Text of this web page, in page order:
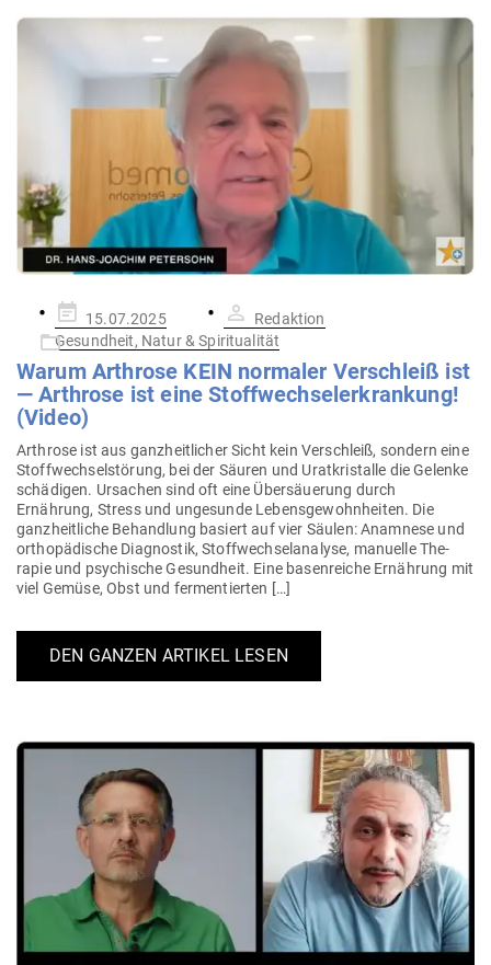
Gepostet
am
15.07.2025
Redaktion
Gesundheit, Natur & Spiritualität
Warum Arthrose KEIN nor­maler Ver­schleiß ist
— Arthrose ist eine Stoff­wech­sel­er­krankung!
(Video)
Arthrose ist aus ganz­heit­licher Sicht kein Ver­schleiß, sondern eine
Stoff­wech­sel­störung, bei der Säuren und Urat­kris­talle die Gelenke
schä­digen. Ursachen sind oft eine Über­säuerung durch
Ernährung, Stress und unge­sunde Lebens­ge­wohn­heiten. Die
ganz­heit­liche Behandlung basiert auf vier Säulen: Ana­mnese und
ortho­pä­dische Dia­gnostik, Stoff­wech­sel­analyse, manuelle The­
rapie und psy­chische Gesundheit. Eine basen­reiche Ernährung mit
viel Gemüse, Obst und fermentierten […]
DEN GANZEN ARTIKEL LESEN